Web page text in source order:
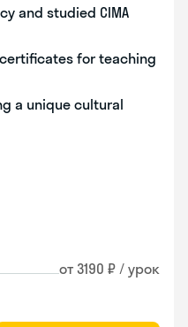
and studied CIMA
certificates for teaching
a unique cultural
от 3190 ₽ / урок